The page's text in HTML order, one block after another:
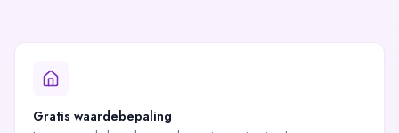
Gratis waardebepaling